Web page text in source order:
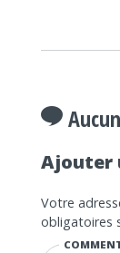
Ajouter
Votre
obligatoires